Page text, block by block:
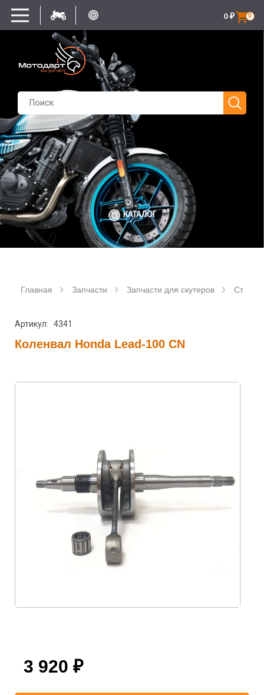
0
0 ₽
КАТАЛОГ
Главная Запчасти Запчасти для скутеров
Артикул: 4341
Коленвал Honda Lead-100 CN
3 920 ₽